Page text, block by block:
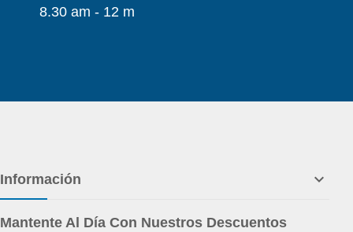
8.30 am - 12 m
Información 
Mantente Al Día Con Nuestros Descuentos